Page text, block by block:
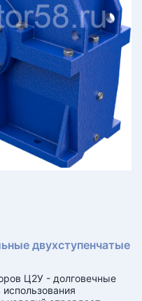
двухступенчатые
Ц2У - долговечные